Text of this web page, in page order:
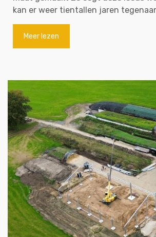
kan er weer tientallen jaren
Meer lezen